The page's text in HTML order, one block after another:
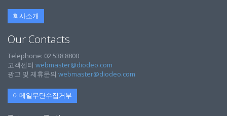
회사소개
Our Contacts
Telephone: 02 538 8800
고객센터 webmaster@diodeo.com
광고 및 제휴문의 webmaster@diodeo.com
이메일무단수집거부